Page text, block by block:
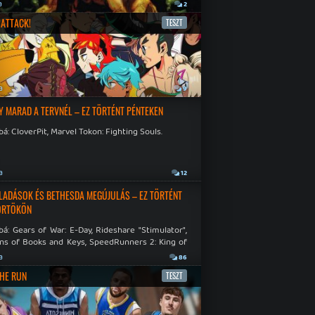
2
TESZT
9
MARAD A TERVNÉL – EZ TÖRTÉNT PÉNTEKEN
CloverPit, Marvel Tokon: Fighting Souls.
12
ÉS BETHESDA MEGÚJULÁS – EZ TÖRTÉNT
Gears of War: E-Day, Rideshare "Stimulator",
of Books and Keys, SpeedRunners 2: King of
86
RUN TESZT